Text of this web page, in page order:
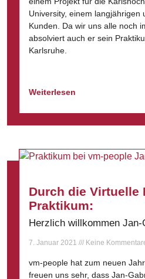
University, einem langjährigen
Kunden. Da wir uns alle noch
absolviert auch er sein
Karlsruhe.
Weiterlesen
Durch die Virtuelle
Praktikum:
Herzlich willkommen Jan-
7. Januar 2021 Keine
vm-people hat zum neuen
freuen uns sehr, dass Jan-